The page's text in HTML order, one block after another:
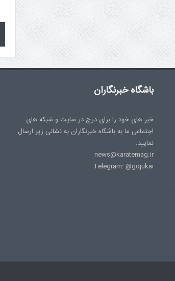
تولد کایچو سن سی گوگن یاماگوچی
باشگاه خبرنگاران
خبر های خود را برای درج در سایت و شبکه های
اجتماعی ما به باشگاه خبرنگاران به نشانی زیر ارسال
نمایید.
news@karatemag.ir
Telegram: @gojukai